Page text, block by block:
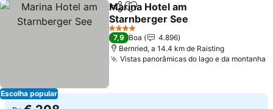
Escolha popular
PartilharAdicionar aos favoritos
Marina Hotel am
Starnberger See
4 Estrelas
7,9 Boa
4.896
Bernried, a 14.4 km de Raisting
Vistas panorâmicas do lago e da montanha